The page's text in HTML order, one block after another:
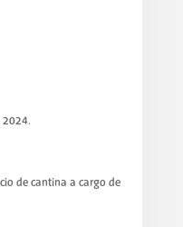
2024.
de cantina a cargo de